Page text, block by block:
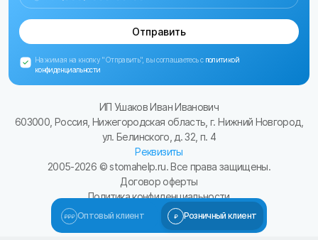
Отправить
Нажимая на кнопку "Отправить", вы соглашаетесь с политикой
конфиденциальности
ИП Ушаков Иван Иванович
603000, Россия, Нижегородская область, г. Нижний Новгород,
ул. Белинского, д. 32, п. 4
Реквизиты
2005-2026 © stomahelp.ru. Все права защищены.
Договор оферты
Политика конфиденциальности
Сайт разработал Kulibin-it.ru
Оптовый клиент Розничный клиент